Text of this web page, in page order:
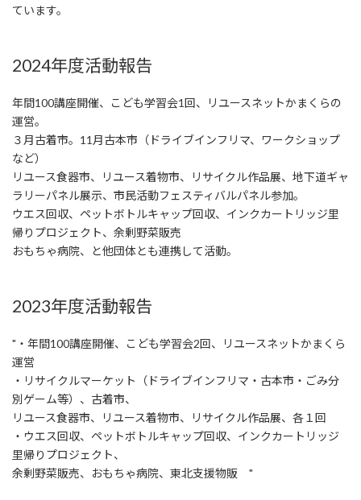
ています。
2024年度活動報告
年間100講座開催、こども学習会1回、リユースネットかまくらの
運営。
３月古着市。11月古本市（ドライブインフリマ、ワークショップ
など）
リユース食器市、リユース着物市、リサイクル作品展、地下道ギャ
ラリーパネル展示、市民活動フェスティバルパネル参加。
ウエス回収、ペットボトルキャップ回収、インクカートリッジ里
帰りプロジェクト、余剰野菜販売
おもちゃ病院、と他団体とも連携して活動。
2023年度活動報告
"・年間100講座開催、こども学習会2回、リユースネットかまくら
運営
・リサイクルマーケット（ドライブインフリマ・古本市・ごみ分
別ゲーム等）、古着市、
リユース食器市、リユース着物市、リサイクル作品展、各１回
・ウエス回収、ペットボトルキャップ回収、インクカートリッジ
里帰りプロジェクト、
余剰野菜販売、おもちゃ病院、東北支援物販 "